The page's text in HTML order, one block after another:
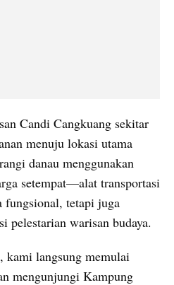
Candi Cangkuang sekitar
menuju lokasi utama
danau menggunakan
setempat—alat transportasi
fungsional, tetapi juga
pelestarian warisan budaya.
kami langsung memulai
mengunjungi Kampung